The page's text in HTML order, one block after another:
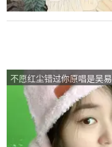
不愿红尘错过你原唱是吴易
航，由完美翻唱(播放:174)